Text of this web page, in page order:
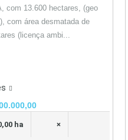
com 13.600 hectares, (geo
com área desmatada de
(licença ambi...
ha ×